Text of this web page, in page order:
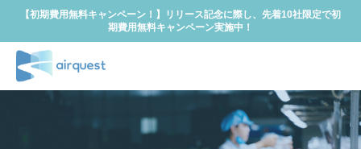
【初期費用無料キャンペーン！】リリース記念に際し、先着10社限定で初
期費用無料キャンペーン実施中！